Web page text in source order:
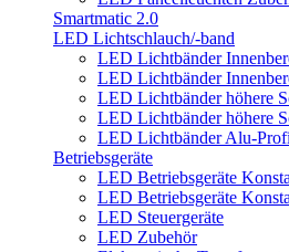
Smartmatic 2.0
LED Lichtschlauch/-band
LED Lichtbänder
LED Lichtbänder
LED Lichtbänder höhere
LED Lichtbänder höhere
LED Lichtbänder Alu-
Betriebsgeräte
LED Betriebsgeräte
LED Betriebsgeräte
LED Steuergeräte
LED Zubehör